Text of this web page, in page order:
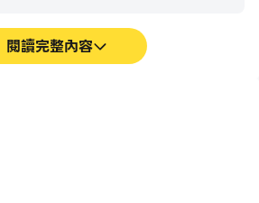
閱讀完整內容